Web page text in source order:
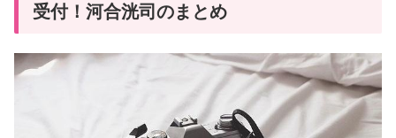
受付！河合洸司のまとめ